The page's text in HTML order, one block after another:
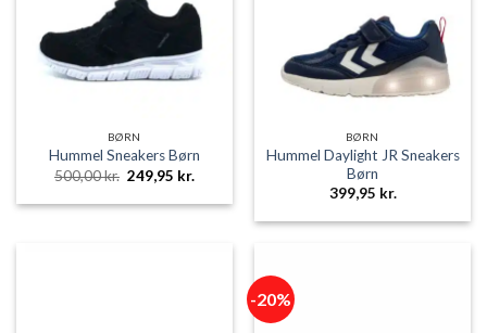
BØRN
Hummel Sneakers Børn
500,00kr. Den
oprindelige
pris
249,95 kr.
pris
249,95 kr..
BØRN
Hummel Daylight JR Sneakers
Børn
399,95 kr.
-20%